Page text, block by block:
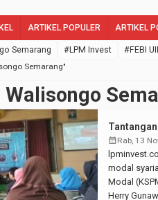
ARTIKEL POPULER ARTIKEL
Semarang #LPM Invest #FEBI
Semarang"
calendar_monthRab, 13
modal
Modal
Herry